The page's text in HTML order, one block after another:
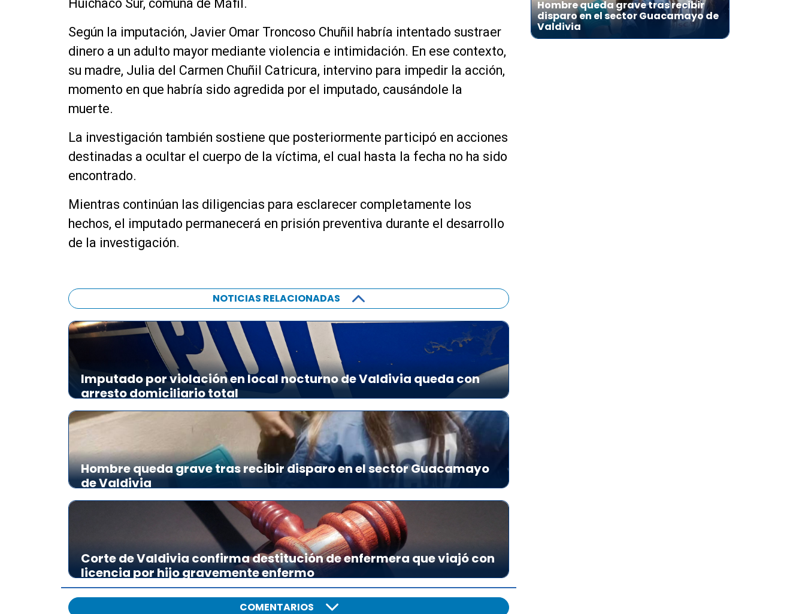
Huichaco Sur, comuna de Máfil.
Según la imputación, Javier Omar Troncoso Chuñil habría intentado sustraer
dinero a un adulto mayor mediante violencia e intimidación. En ese contexto,
su madre, Julia del Carmen Chuñil Catricura, intervino para impedir la acción,
momento en que habría sido agredida por el imputado, causándole la
muerte.
La investigación también sostiene que posteriormente participó en acciones
destinadas a ocultar el cuerpo de la víctima, el cual hasta la fecha no ha sido
encontrado.
Mientras continúan las diligencias para esclarecer completamente los
hechos, el imputado permanecerá en prisión preventiva durante el desarrollo
de la investigación.
NOTICIAS RELACIONADAS
Imputado por violación en local nocturno de Valdivia queda con
arresto domiciliario total
Hombre queda grave tras recibir disparo en el sector Guacamayo
de Valdivia
Corte de Valdivia confirma destitución de enfermera que viajó con
licencia por hijo gravemente enfermo
COMENTARIOS
Hombre queda grave tras recibir
disparo en el sector Guacamayo de
Valdivia